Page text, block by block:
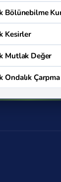
Bölünebilme
Kesirler
Mutlak Değer
Ondalık